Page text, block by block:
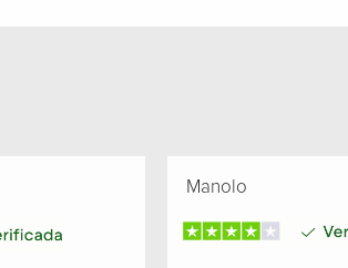
Manolo